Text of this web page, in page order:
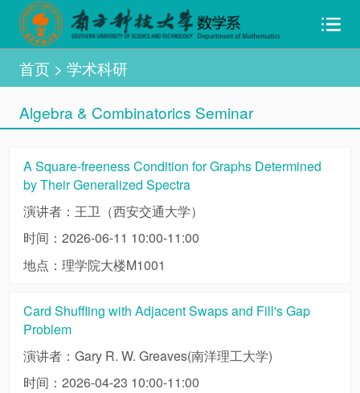
首页> 学术科研
Algebra & Combinatorics Seminar
A Square-freeness Condition for Graphs Determined
by Their Generalized Spectra
演讲者：王卫（西安交通大学）
时间：2026-06-11 10:00-11:00
地点：理学院大楼M1001
Card Shuffling with Adjacent Swaps and Fill's Gap
Problem
演讲者：Gary R. W. Greaves(南洋理工大学)
时间：2026-04-23 10:00-11:00